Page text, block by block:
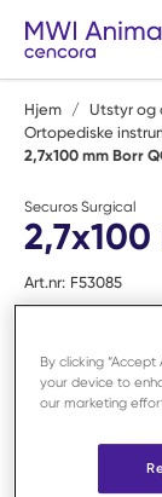
Hopp til
Hjem / Utstyr og
Ortopediske
2,7x100 mm Borr
Securos Surgical
Art.nr: F53085
By clicking
your device to
our marketing